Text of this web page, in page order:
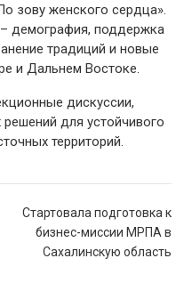
зову женского сердца».
демография, поддержка
традиций и новые
и Дальнем Востоке.
дискуссии,
для устойчивого
территорий.
Стартовала подготовка к
бизнес-миссии МРПА в
Сахалинскую область